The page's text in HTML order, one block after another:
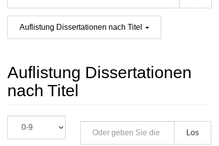
Auflistung Dissertationen nach Titel
Auflistung Dissertationen
nach Titel
Los